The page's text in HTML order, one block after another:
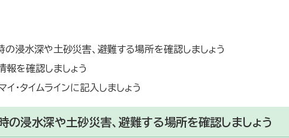
の浸水深や土砂災害、避難する場所を確認しましょう
報を確認しましょう
・タイムラインに記入しましょう
の浸水深や土砂災害、避難する場所を確認しましょう